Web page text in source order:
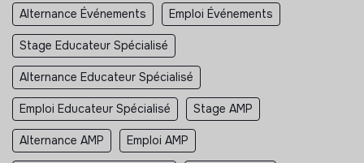
Alternance Événements Emploi Événements
Stage Educateur Spécialisé
Alternance Educateur Spécialisé
Emploi Educateur Spécialisé Stage AMP
Alternance AMP Emploi AMP